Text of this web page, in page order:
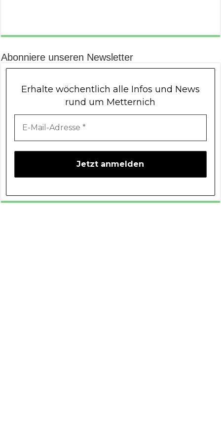
Abonniere unseren Newsletter
Erhalte wöchentlich alle Infos und News
rund um Metternich